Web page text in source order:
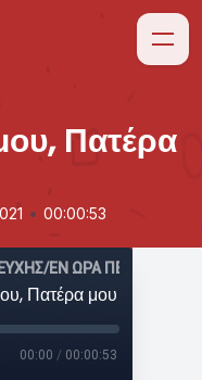
Πατέρα
• 00:00:53
ΕΝ ΩΡΑ ΠΕΙΡΑΣΜΟΥ
Πατέρα μου
00:00 / 00:00:53